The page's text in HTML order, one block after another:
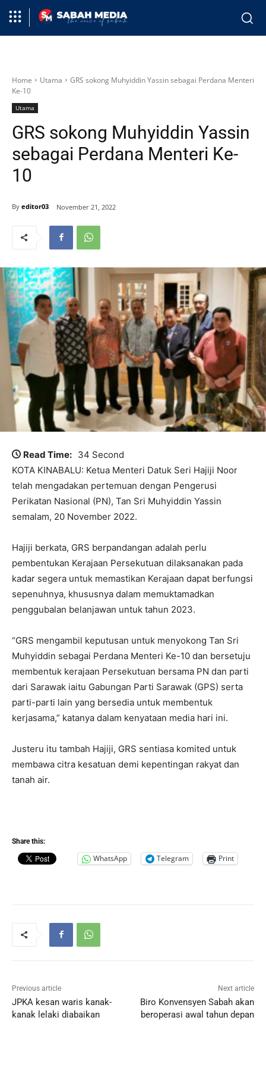
Home Utama
GRS sokong Muhyiddin Yassin sebagai Perdana Menteri
Ke-10
Utama
GRS sokong Muhyiddin Yassin
sebagai Perdana Menteri Ke-
10
By editor03 November 21, 2022
Read Time: 34 Second
KOTA KINABALU: Ketua Menteri Datuk Seri Hajiji Noor
telah mengadakan pertemuan dengan Pengerusi
Perikatan Nasional (PN), Tan Sri Muhyiddin Yassin
semalam, 20 November 2022.
Hajiji berkata, GRS berpandangan adalah perlu
pembentukan Kerajaan Persekutuan dilaksanakan pada
kadar segera untuk memastikan Kerajaan dapat berfungsi
sepenuhnya, khususnya dalam memuktamadkan
penggubalan belanjawan untuk tahun 2023.
“GRS mengambil keputusan untuk menyokong Tan Sri
Muhyiddin sebagai Perdana Menteri Ke-10 dan bersetuju
membentuk kerajaan Persekutuan bersama PN dan parti
dari Sarawak iaitu Gabungan Parti Sarawak (GPS) serta
parti-parti lain yang bersedia untuk membentuk
kerjasama,” katanya dalam kenyataan media hari ini.
Justeru itu tambah Hajiji, GRS sentiasa komited untuk
membawa citra kesatuan demi kepentingan rakyat dan
tanah air.
Share this:
WhatsApp Telegram Print
Previous article
JPKA kesan waris kanak-
kanak lelaki diabaikan
Next article
Biro Konvensyen Sabah akan
beroperasi awal tahun depan